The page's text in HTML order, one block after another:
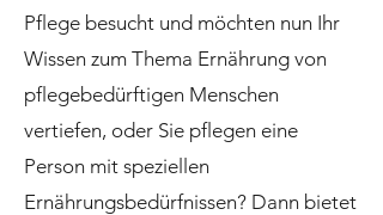
Pflege besucht und möchten nun Ihr
Wissen zum Thema Ernährung von
pflegebedürftigen Menschen
vertiefen, oder Sie pflegen eine
Person mit speziellen
Ernährungsbedürfnissen? Dann bietet